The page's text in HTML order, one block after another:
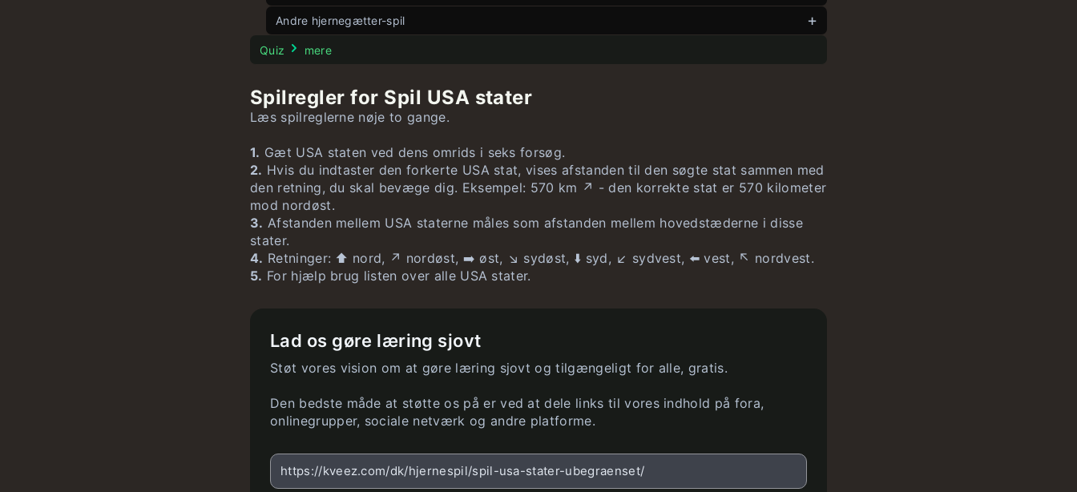
Wørdle ubegrænset
Hurtig Wørdle
Fem vinkler ubegrænset
8 Puslespil
Spil tal ubegrænset
Spil flag ubegrænset
Spil lande
Spil USA flag ubegrænset
Andre hjernegætter-spil
Stroop Test
Quiz mere
Spilregler for Spil USA stater
Læs spilreglerne nøje to gange.
1. Gæt USA staten ved dens omrids i seks forsøg.
2. Hvis du indtaster den forkerte USA stat, vises afstanden til den søgte stat sammen med
den retning, du skal bevæge dig. Eksempel: 570 km ↗️ - den korrekte stat er 570 kilometer
mod nordøst.
3. Afstanden mellem USA staterne måles som afstanden mellem hovedstæderne i disse
stater.
4. Retninger: ⬆️ nord, ↗️ nordøst, ➡️ øst, ↘️ sydøst, ⬇️ syd, ↙️ sydvest, ⬅️ vest, ↖️ nordvest.
5. For hjælp brug listen over alle USA stater.
Lad os gøre læring sjovt
Støt vores vision om at gøre læring sjovt og tilgængeligt for alle, gratis.
Den bedste måde at støtte os på er ved at dele links til vores indhold på fora,
onlinegrupper, sociale netværk og andre platforme.
https://kveez.com/dk/hjernespil/spil-usa-stater-ubegraenset/